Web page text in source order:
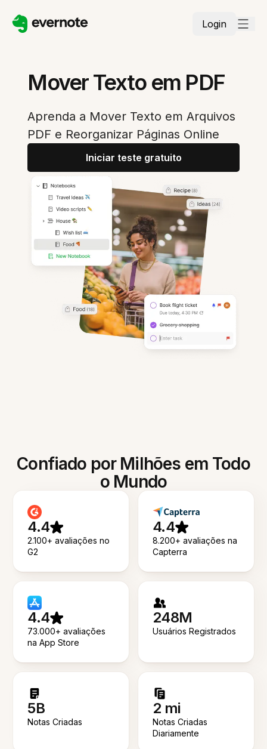
Login
Mover Texto em PDF
Aprenda a Mover Texto em Arquivos
PDF e Reorganizar Páginas Online
Iniciar teste gratuito
Confiado por Milhões em Todo
o Mundo
4.4
2.100+ avaliações no
G2
4.4
8.200+ avaliações na
Capterra
4.4
73.000+ avaliações
na App Store
248M
Usuários Registrados
5B
Notas Criadas
2 mi
Notas Criadas
Diariamente